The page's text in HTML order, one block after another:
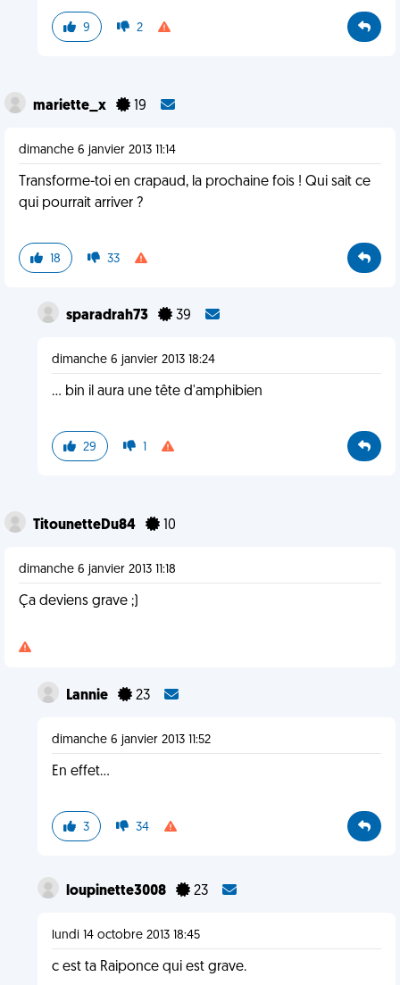
9 2
mariette_x 19
dimanche 6 janvier 2013 11:14
Transforme-toi en crapaud, la prochaine fois ! Qui sait ce
qui pourrait arriver ?
18 33
sparadrah73 39
dimanche 6 janvier 2013 18:24
... bin il aura une tête d'amphibien
29 1
TitounetteDu84 10
dimanche 6 janvier 2013 11:18
Ça deviens grave ;)
Lannie 23
dimanche 6 janvier 2013 11:52
En effet...
3 34
loupinette3008 23
lundi 14 octobre 2013 18:45
c est ta Raiponce qui est grave.